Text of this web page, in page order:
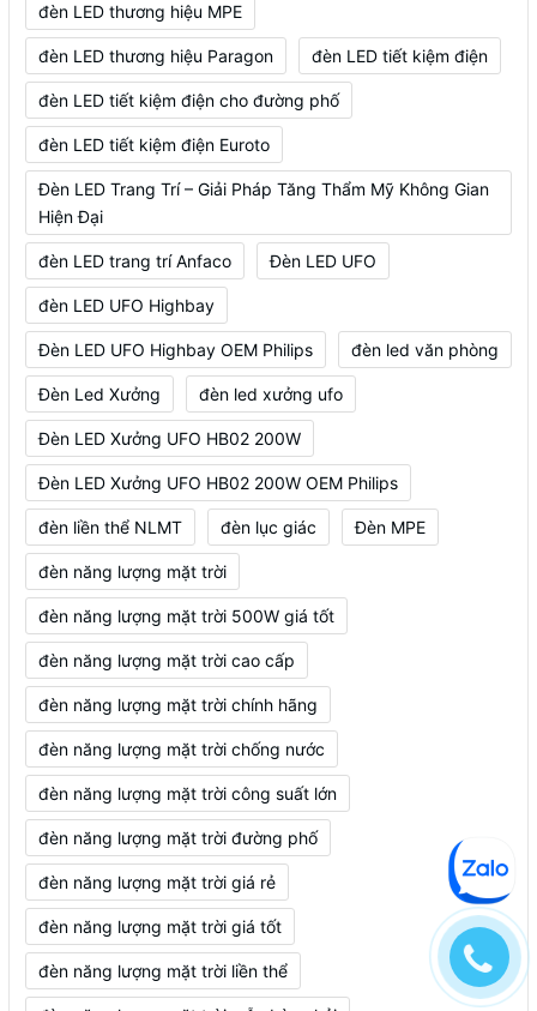
đèn LED thương hiệu MPE
đèn LED thương hiệu Paragon đèn LED tiết kiệm điện
đèn LED tiết kiệm điện cho đường phố
đèn LED tiết kiệm điện Euroto
Đèn LED Trang Trí – Giải Pháp Tăng Thẩm Mỹ Không Gian
Hiện Đại
đèn LED trang trí Anfaco Đèn LED UFO
đèn LED UFO Highbay
Đèn LED UFO Highbay OEM Philips đèn led văn phòng
Đèn Led Xưởng đèn led xưởng ufo
Đèn LED Xưởng UFO HB02 200W
Đèn LED Xưởng UFO HB02 200W OEM Philips
đèn liền thể NLMT đèn lục giác Đèn MPE
đèn năng lượng mặt trời
đèn năng lượng mặt trời 500W giá tốt
đèn năng lượng mặt trời cao cấp
đèn năng lượng mặt trời chính hãng
đèn năng lượng mặt trời chống nước
đèn năng lượng mặt trời công suất lớn
đèn năng lượng mặt trời đường phố
đèn năng lượng mặt trời giá rẻ
đèn năng lượng mặt trời giá tốt
đèn năng lượng mặt trời liền thể